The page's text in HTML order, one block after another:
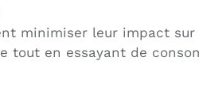
minimiser leur impact sur
tout en essayant de